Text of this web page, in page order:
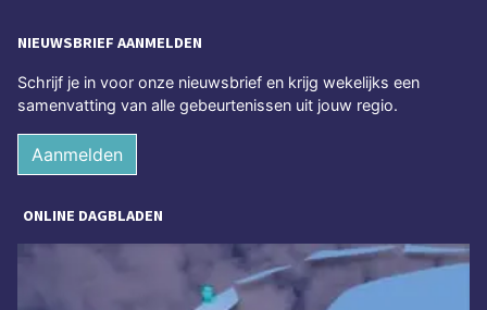
NIEUWSBRIEF AANMELDEN
Schrijf je in voor onze nieuwsbrief en krijg wekelijks een
samenvatting van alle gebeurtenissen uit jouw regio.
Aanmelden
ONLINE DAGBLADEN